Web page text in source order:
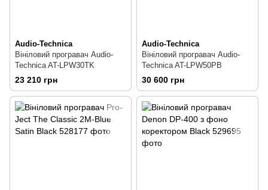
Audio-Technica
Вініловий програвач Audio-
Technica AT-LPW30TK
23 210 грн
Audio-Technica
Вініловий програвач Audio-
Technica AT-LPW50PB
30 600 грн